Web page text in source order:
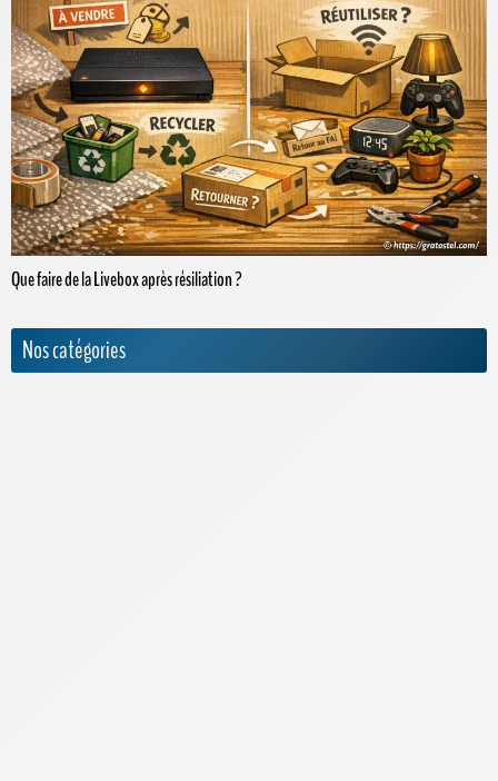
Que faire de la Livebox après résiliation ?
Nos catégories